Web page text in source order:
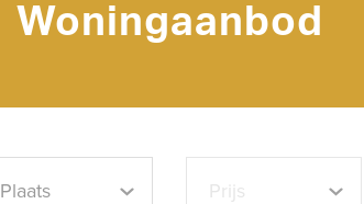
Woningaanbod
Plaats Prijs